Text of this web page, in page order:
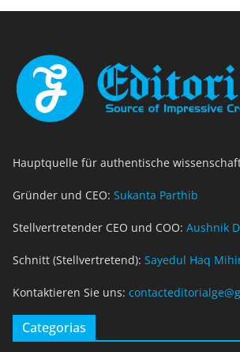
Hauptquelle für authentische
Gründer und CEO: Sukanta Parthib
Stellvertretender CEO und COO: Aushnik
Schnitt (Stellvertretend): Sayedul Haq
Kontaktieren Sie uns:
Categorias